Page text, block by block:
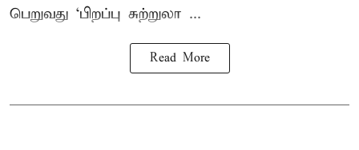
பெறுவது ‘பிறப்பு சுற்றுலா ...
Read More